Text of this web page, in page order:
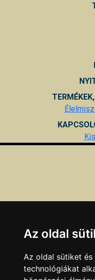
Az oldal
Az oldal sütiket
technológiákat